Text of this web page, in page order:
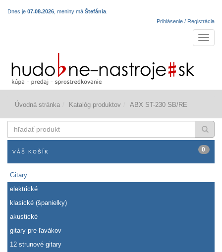
Dnes je 07.08.2026 , meniny má Štefánia
Prihlásenie / Registrácia
Úvodná stránka Katalóg produktov ABX ST-230 SB/RE
produkt
VÁŠ KOŠÍK 0
Gitary
elektrické
klasické (španielky)
akustické
gitary pre ľavákov
12 strunové gitary